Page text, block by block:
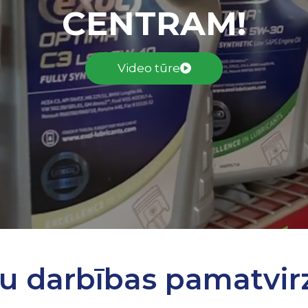
CENTRAM!
Video tūre
darbības